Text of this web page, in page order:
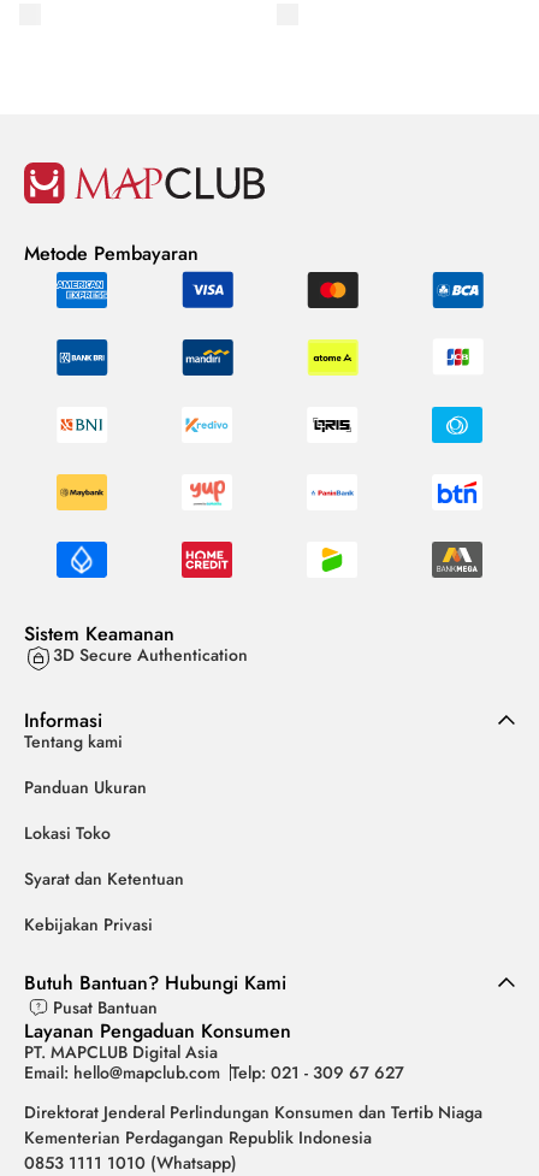
Metode Pembayaran
Sistem Keamanan
3D Secure Authentication
Informasi
Tentang kami
Panduan Ukuran
Lokasi Toko
Syarat dan Ketentuan
Kebijakan Privasi
Butuh Bantuan? Hubungi Kami
Pusat Bantuan
Layanan Pengaduan Konsumen
PT. MAPCLUB Digital Asia
Email: hello@mapclub.com Telp: 021 - 309 67 627
Direktorat Jenderal Perlindungan Konsumen dan Tertib Niaga
Kementerian Perdagangan Republik Indonesia
0853 1111 1010 (Whatsapp)